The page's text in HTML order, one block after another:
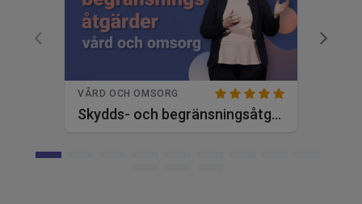
VÅRD OCH OMSORG
Skydds- och begränsningsåtgärder inom vård och omsorg